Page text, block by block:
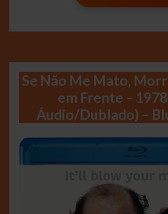
Se Não Me Mato,
em Frente –
Áudio/Dublado) –